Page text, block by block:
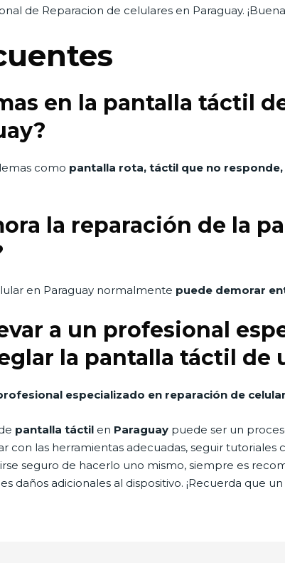
de Reparacion de celulares en Paraguay.
en la pantalla táctil
como pantalla rota, táctil que no
la reparación de la
en Paraguay normalmente puede demorar
a un profesional
la pantalla táctil de
especializado en reparación de
pantalla táctil en Paraguay puede ser un
con las herramientas adecuadas, seguir
seguro de hacerlo uno mismo, siempre es
daños adicionales al dispositivo. ¡Recuerda que